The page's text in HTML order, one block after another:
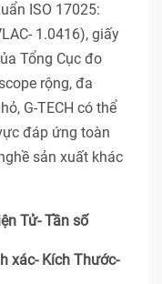
ISO 17025:
1.0416), giấy
Tổng Cục đo
rộng, đa
G-TECH có thể
đáp ứng toàn
sản xuất khác
Tử- Tần số
xác- Kích Thước-